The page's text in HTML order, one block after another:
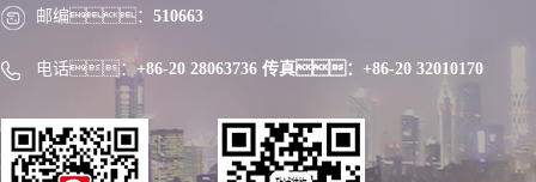
邮编： 510663
电话：+86-20 28063736 传真：+86-20 32010170